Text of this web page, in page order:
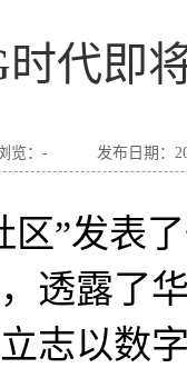
代即
览： - 发布日期：
区”发表
透露了
志以数